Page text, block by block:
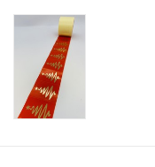
Catalogus: luxe dozen